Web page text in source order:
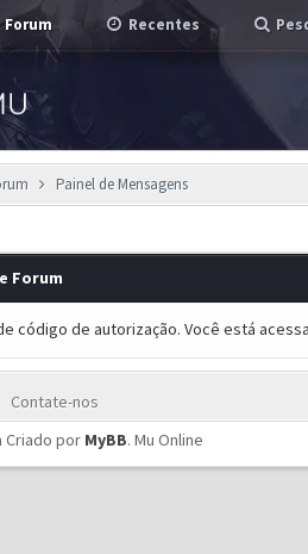
Forum Recentes
Painel de Mensagens
Forum
código de autorização. Você está
Contate-nos
Criado por MyBB. Mu Online